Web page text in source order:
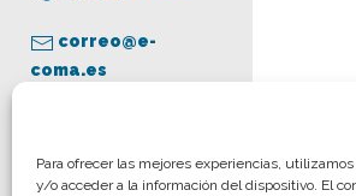
Para ofrecer las mejores experiencias,
y/o acceder a la información del dispositivo. El
correo@e-
coma.es
Aviso legal